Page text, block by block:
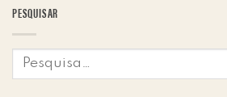
PESQUISAR